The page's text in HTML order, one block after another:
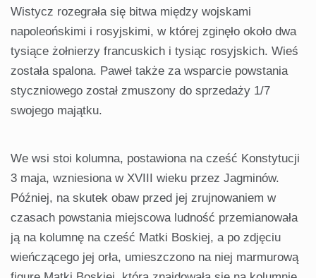
Wistycz rozegrała się bitwa między wojskami
napoleońskimi i rosyjskimi, w której zginęło około dwa
tysiące żołnierzy francuskich i tysiąc rosyjskich. Wieś
została spalona. Paweł także za wsparcie powstania
styczniowego został zmuszony do sprzedaży 1/7
swojego majątku.
We wsi stoi kolumna, postawiona na cześć Konstytucji
3 maja, wzniesiona w XVIII wieku przez Jagminów.
Później, na skutek obaw przed jej zrujnowaniem w
czasach powstania miejscowa ludność przemianowała
ją na kolumnę na cześć Matki Boskiej, a po zdjęciu
wieńczącego jej orła, umieszczono na niej marmurową